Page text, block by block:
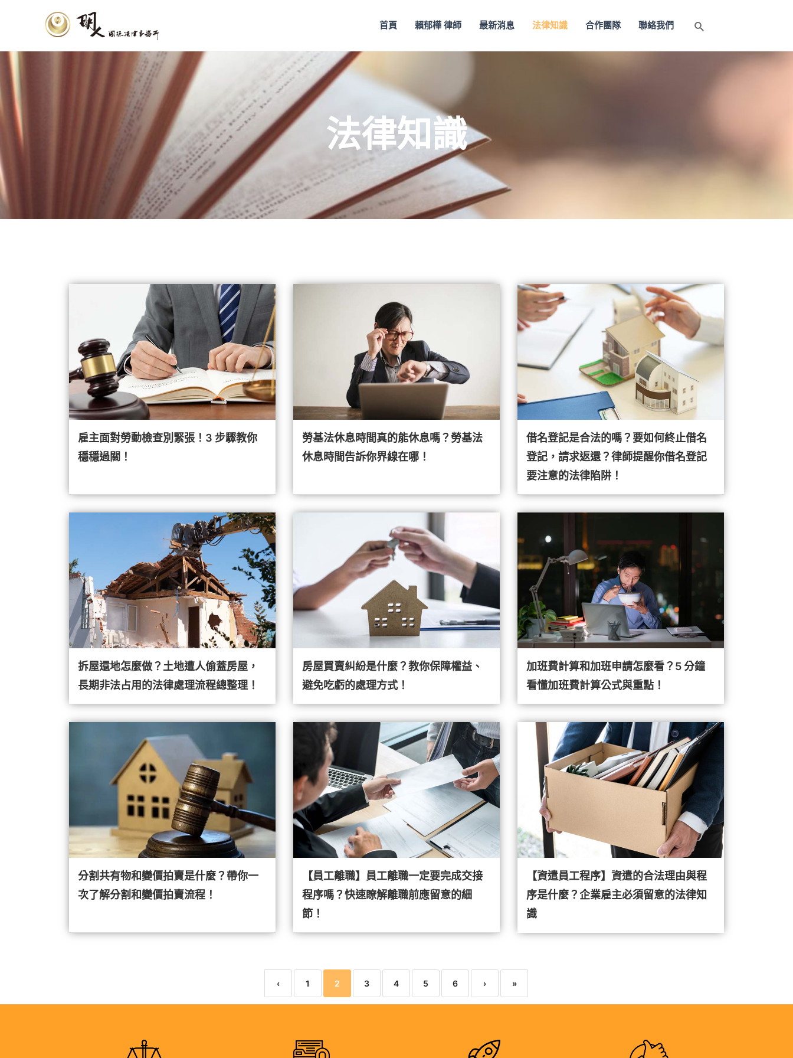
首頁 賴郁樺 律師 最新消息 法律知識 合作團隊 聯絡我們
搜
法律知識
雇主面對勞動檢查別緊張！3 步驟教你
穩穩過關！
勞基法休息時間真的能休息嗎？勞基法
休息時間告訴你界線在哪！
借名登記是合法的嗎？要如何終止借名
登記，請求返還？律師提醒你借名登記
要注意的法律陷阱！
拆屋還地怎麼做？土地遭人偷蓋房屋，
長期非法占用的法律處理流程總整理！
房屋買賣糾紛是什麼？教你保障權益、
避免吃虧的處理方式！
加班費計算和加班申請怎麼看？5 分鐘
看懂加班費計算公式與重點！
分割共有物和變價拍賣是什麼？帶你一
次了解分割和變價拍賣流程！
【員工離職】員工離職一定要完成交接
程序嗎？快速瞭解離職前應留意的細
節！
【資遣員工程序】資遣的合法理由與程
序是什麼？企業雇主必須留意的法律知
識
‹ 1 2 3 4 5 6 › »